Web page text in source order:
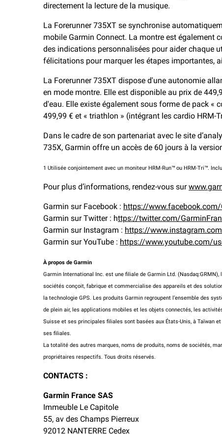
directement la lecture de la musique.
La Forerunner 735XT se synchronise
mobile Garmin Connect. La montre est également
des indications personnalisées pour aider chaque
félicitations pour marquer les étapes importantes,
La Forerunner 735XT dispose d'une autonomie
en mode montre. Elle est disponible au prix de
d'eau. Elle existe également sous forme de pack «
499,99 € et « triathlon » (intégrant les cardio HRM-
Dans le cadre de son partenariat avec le site
735X, Garmin offre un accès de 60 jours à la
1 Utilisée conjointement avec un moniteur HRM-Run™ ou HRM-Tri™.
Pour plus d’informations, rendez-vous sur
Garmin sur Facebook : https://
Garmin sur Twitter : https://twitter.com/
Garmin sur Instagram : https://
Garmin sur YouTube : https://www.youtube.com/
À propos de Garmin
Garmin International Inc. est une filiale de Garmin Ltd.
sociétés conçoit, fabrique et commercialise des appareils et des
la technologie GPS. Les produits Garmin regroupent l’ensemble des
de plein air, les applications mobiles et les objets connectés, les
Suisse et ses principales filiales sont basées aux États-Unis, à Taïwan
ses filiales.
La totalité des autres marques, noms de produits, noms de sociétés,
propriétaires respectifs. Tous droits réservés.
CONTACTS :
Garmin France SAS
Immeuble Le Capitole
55, av des Champs Pierreux
92012 NANTERRE Cedex